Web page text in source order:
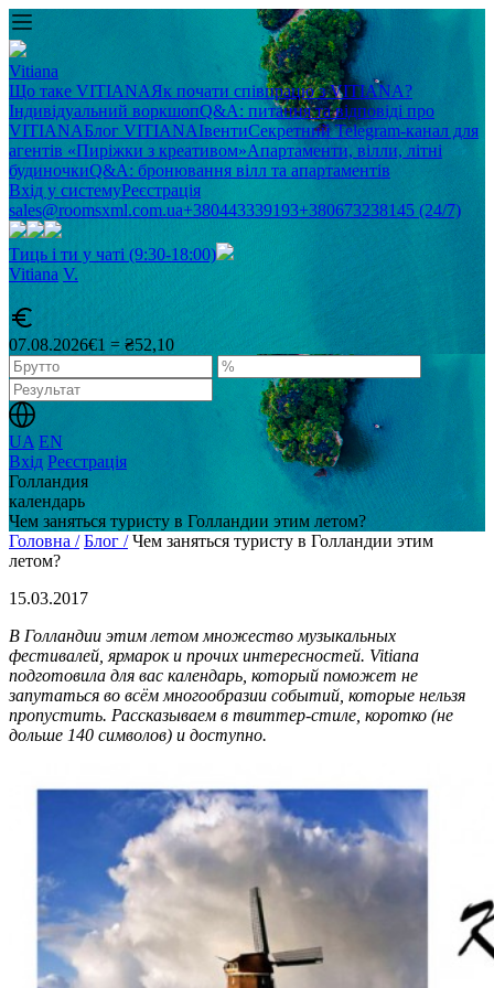
Vitiana
Що таке VITIANAЯк почати співпрацю з VITIANA?
Індивідуальний воркшопQ&A: питання та відповіді про
VITIANAБлог VITIANAІвентиСекретний Telegram-канал для
агентів «Пиріжки з креативом»Апартаменти, вілли, літні
будиночкиQ&A: бронювання вілл та апартаментів
Вхід у системуРеєстрація
sales@roomsxml.com.ua+380443339193+380673238145 (24/7)
Тиць і ти у чаті (9:30-18:00)
Vitiana V.
07.08.2026€1 = ₴52,10
UA EN
Вхід Реєстрація
Голландия
календарь
Чем заняться туристу в Голландии этим летом?
Головна / Блог / Чем заняться туристу в Голландии этим
летом?
15.03.2017
В Голландии этим летом множество музыкальных
фестивалей, ярмарок и прочих интересностей. Vitiana
подготовила для вас календарь, который поможет не
запутаться во всём многообразии событий, которые нельзя
пропустить. Рассказываем в твиттер-стиле, коротко (не
дольше 140 символов) и доступно.